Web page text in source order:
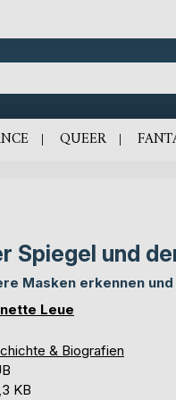
QUEER
Spiegel und
Masken erkennen
Leue
& Biografien
KB